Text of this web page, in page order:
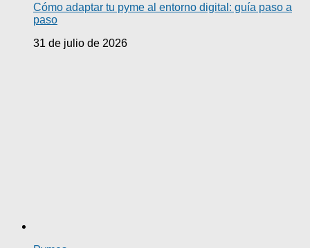
Cómo adaptar tu pyme al entorno digital: guía paso a
paso
31 de julio de 2026